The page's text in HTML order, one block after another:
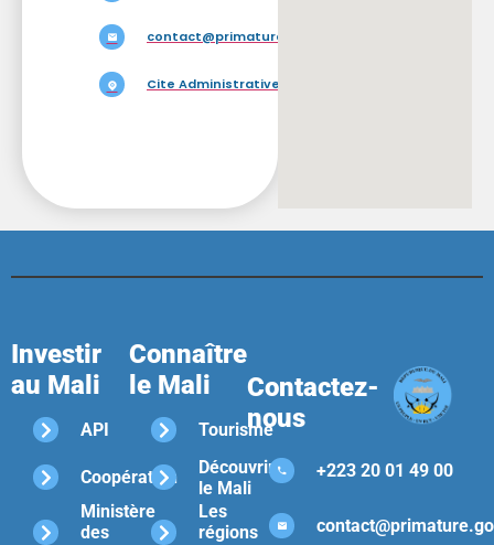
contact@primature.gouv.ml
Cite Administrative du Mali
Investir
au Mali
API
Coopération
Ministère
des
Connaître
le Mali
Tourisme
Découvrir
le Mali
Les
régions
Contactez-
nous
+223 20 01 49 00